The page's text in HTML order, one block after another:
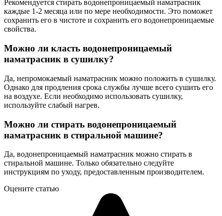
Рекомендуется стирать водонепроницаемый наматрасник
каждые 1-2 месяца или по мере необходимости. Это поможет
сохранить его в чистоте и сохранить его водонепроницаемые
свойства.
Можно ли класть водонепроницаемый
наматрасник в сушилку?
Да, непромокаемый наматрасник можно положить в сушилку.
Однако для продления срока службы лучше всего сушить его
на воздухе. Если необходимо использовать сушилку,
используйте слабый нагрев.
Можно ли стирать водонепроницаемый
наматрасник в стиральной машине?
Да, водонепроницаемый наматрасник можно стирать в
стиральной машине. Только обязательно следуйте
инструкциям по уходу, предоставленным производителем.
Оцените статью